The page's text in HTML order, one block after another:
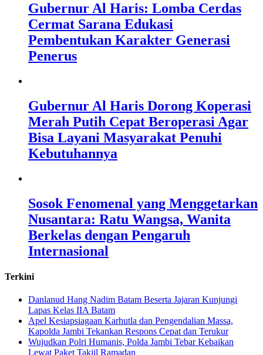
Gubernur Al Haris: Lomba Cerdas
Cermat Sarana Edukasi
Pembentukan Karakter Generasi
Penerus
Gubernur Al Haris Dorong Koperasi
Merah Putih Cepat Beroperasi Agar
Bisa Layani Masyarakat Penuhi
Kebutuhannya
Sosok Fenomenal yang Menggetarkan
Nusantara: Ratu Wangsa, Wanita
Berkelas dengan Pengaruh
Internasional
Terkini
Danlanud Hang Nadim Batam Beserta Jajaran Kunjungi
Lapas Kelas IIA Batam
Apel Kesiapsiagaan Karhutla dan Pengendalian Massa,
Kapolda Jambi Tekankan Respons Cepat dan Terukur
Wujudkan Polri Humanis, Polda Jambi Tebar Kebaikan
Lewat Paket Takjil Ramadan